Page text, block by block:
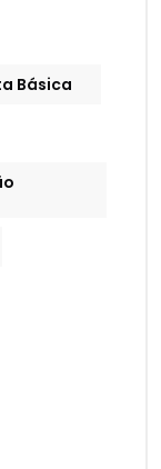
Básica